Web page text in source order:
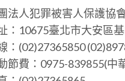
法人犯罪被害人保護協
：10675臺北市大安區
：(02)27365850
節費：0975-839855(中